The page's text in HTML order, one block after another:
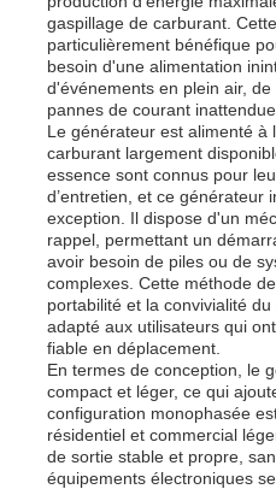
A propos de nous
Visite d'usine
Contrôle de la qualité
Contact
nouvelles
Tous les cas
Demande de soumission
gaspillage de carburant.
particulièrement bénéfique
besoin d'une alimentation
d'événements en plein air,
pannes de courant
Le générateur est alimenté à
carburant largement
essence sont connus pour
d’entretien, et ce générateur
exception. Il dispose d'un
rappel, permettant un
avoir besoin de piles ou de
complexes. Cette méthode
portabilité et la convivialité
adapté aux utilisateurs qui
fiable en déplacement.
En termes de conception, le
compact et léger, ce qui
configuration monophasée
résidentiel et commercial
de sortie stable et propre,
équipements électroniques